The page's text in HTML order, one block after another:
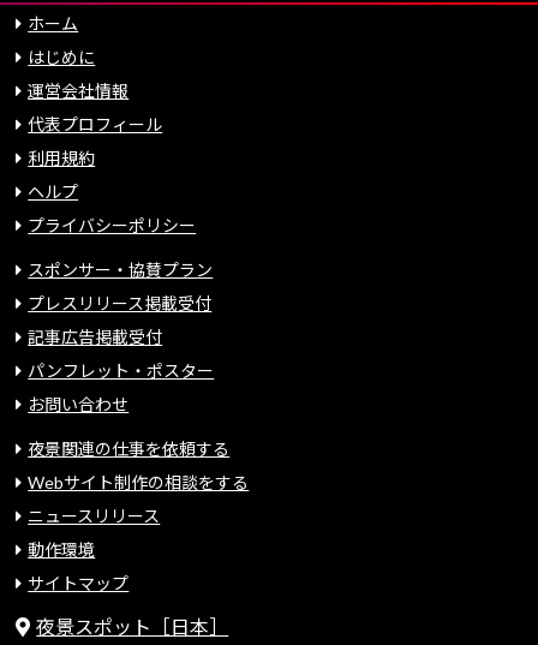
ホーム
はじめに
運営会社情報
代表プロフィール
利用規約
ヘルプ
プライバシーポリシー
スポンサー・協賛プラン
プレスリリース掲載受付
記事広告掲載受付
パンフレット・ポスター
お問い合わせ
夜景関連の仕事を依頼する
Webサイト制作の相談をする
ニュースリリース
動作環境
サイトマップ
夜景スポット［日本］